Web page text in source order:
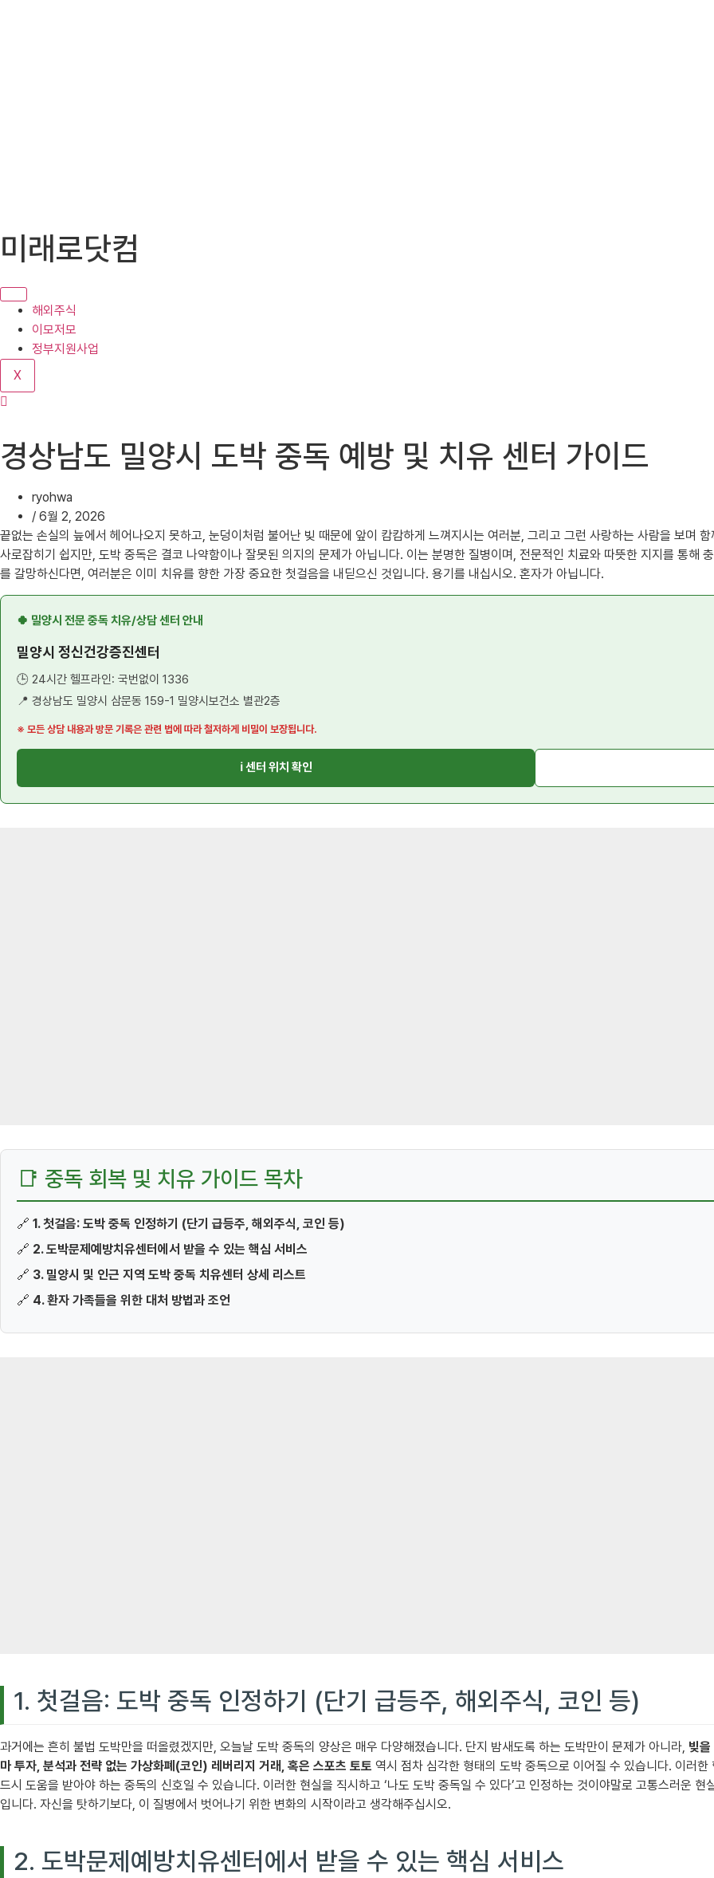
텐
로
기
미래로닷컴
해외주식
이모저모
정부지원사업
X
경상남도 밀양시 도박 중독 예방 및 치유 센터 가이드
ryohwa
/ 6월 2, 2026
끝없는 손실의 늪에서 헤어나오지 못하고, 눈덩이처럼 불어난 빚 때문에 앞이 캄캄하게 느껴지시는 여러분, 그리고 그런 사랑하는 사람을 보며
사로잡히기 쉽지만, 도박 중독은 결코 나약함이나 잘못된 의지의 문제가 아닙니다. 이는 분명한 질병이며, 전문적인 치료와 따뜻한 지지를 통해
를 갈망하신다면, 여러분은 이미 치유를 향한 가장 중요한 첫걸음을 내딛으신 것입니다. 용기를 내십시오. 혼자가 아닙니다.
🍀 밀양시 전문 중독 치유/상담 센터 안내
밀양시 정신건강증진센터
🕒 24시간 헬프라인: 국번없이 1336
📍 경상남도 밀양시 삼문동 159-1 밀양시보건소 별관2층
※ 모든 상담 내용과 방문 기록은 관련 법에 따라 철저하게 비밀이 보장됩니다.
ℹ️ 센터 위치 확인
📑 중독 회복 및 치유 가이드 목차
🔗 1. 첫걸음: 도박 중독 인정하기 (단기 급등주, 해외주식, 코인 등)
🔗 2. 도박문제예방치유센터에서 받을 수 있는 핵심 서비스
🔗 3. 밀양시 및 인근 지역 도박 중독 치유센터 상세 리스트
🔗 4. 환자 가족들을 위한 대처 방법과 조언
1. 첫걸음: 도박 중독 인정하기 (단기 급등주, 해외주식, 코인 등)
과거에는 흔히 불법 도박만을 떠올렸겠지만, 오늘날 도박 중독의 양상은 매우 다양해졌습니다. 단지 밤새도록 하는 도박만이 문제가 아니라, 빚을
마 투자, 분석과 전략 없는 가상화폐(코인) 레버리지 거래, 혹은 스포츠 토토 역시 점차 심각한 형태의 도박 중독으로 이어질 수 있습니다. 이러
드시 도움을 받아야 하는 중독의 신호일 수 있습니다. 이러한 현실을 직시하고 ‘나도 도박 중독일 수 있다’고 인정하는 것이야말로 고통스러운
입니다. 자신을 탓하기보다, 이 질병에서 벗어나기 위한 변화의 시작이라고 생각해주십시오.
2. 도박문제예방치유센터에서 받을 수 있는 핵심 서비스